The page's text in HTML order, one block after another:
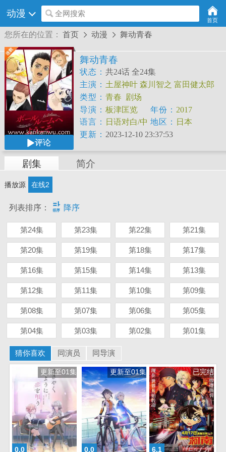
动漫 全网搜索
首页
您所在的位置： 首页  动漫  舞动青春
评论
舞动青春
状态： 共24话 全24集
主演： 土屋神叶 森川智之 富田健太郎
诸星堇 冈本信彦 佐仓绫音
类型： 青春 剧场
导演： 板津匡览 年份： 2017
语言：
日语对白/中
文字幕
地区：
日本
更新： 2023-12-10 23:37:53
剧集 简介
播放源 在线2
列表排序：  降序
第24集 第23集 第22集 第21集
第20集 第19集 第18集 第17集
第16集 第15集 第14集 第13集
第12集 第11集 第10集 第09集
第08集 第07集 第06集 第05集
第04集 第03集 第02集 第01集
猜你喜欢 同演员 同导演
0.0
更新至01集
0.0
更新至01集
6.1
已完结